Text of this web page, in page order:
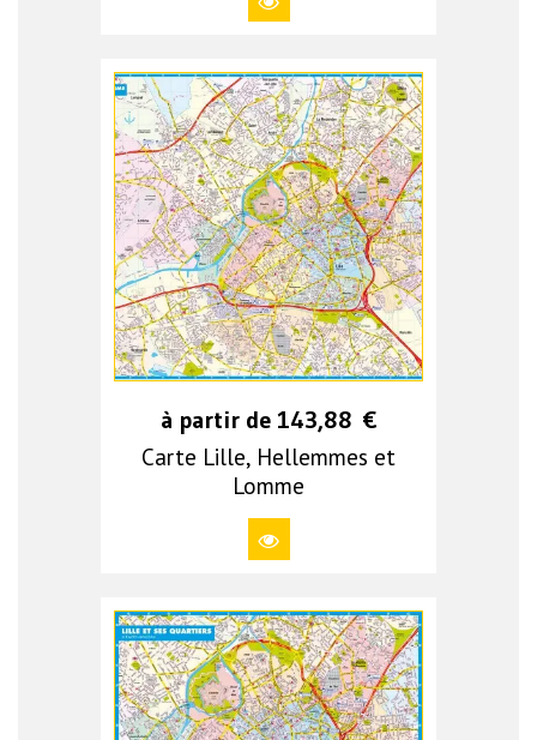
à partir de 143,88 €
Carte Lille, Hellemmes et
Lomme